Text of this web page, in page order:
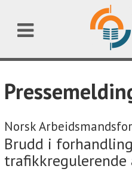
Norsk
Brudd i
trafikkregulerende